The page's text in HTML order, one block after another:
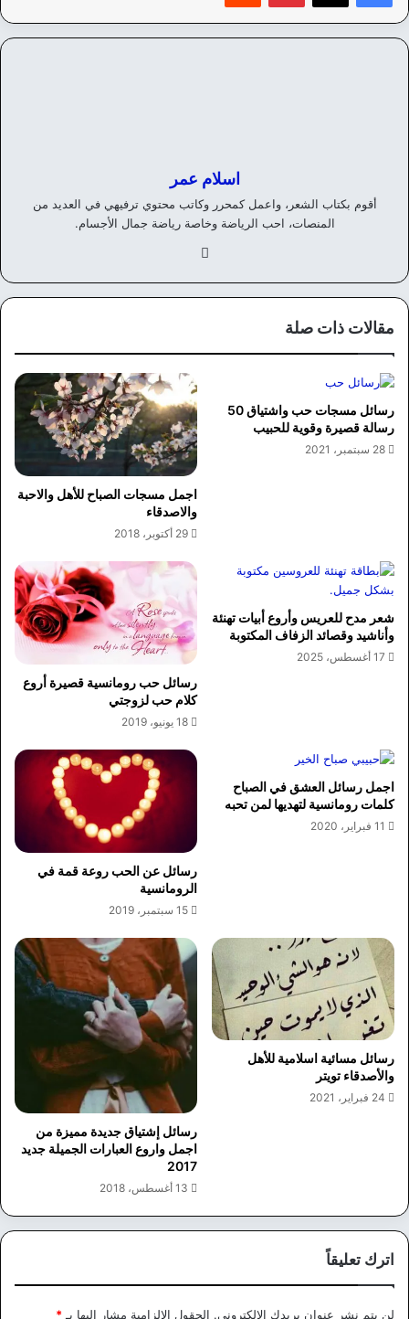
اسلام عمر
أقوم بكتاب الشعر، واعمل كمحرر وكاتب محتوي ترفيهي في العديد من
المنصات، احب الرياضة وخاصة رياضة جمال الأجسام.
وك
مقالات ذات صلة
رسائل مسجات حب واشتياق 50
رسالة قصيرة وقوية للحبيب
28 سبتمبر، 2021
اجمل مسجات الصباح للأهل والاحبة
والاصدقاء
29 أكتوبر، 2018
شعر مدح للعريس وأروع أبيات تهنئة
وأناشيد وقصائد الزفاف المكتوبة
17 أغسطس، 2025
رسائل حب رومانسية قصيرة أروع
كلام حب لزوجتي
18 يونيو، 2019
اجمل رسائل العشق في الصباح
كلمات رومانسية لتهديها لمن تحبه
11 فبراير، 2020
رسائل عن الحب روعة قمة في
الرومانسية
15 سبتمبر، 2019
رسائل مسائية اسلامية للأهل
والأصدقاء تويتر
24 فبراير، 2021
رسائل إشتياق جديدة مميزة من
اجمل واروع العبارات الجميلة جديد
2017
13 أغسطس، 2018
اترك تعليقاً
لن يتم نشر عنوان بريدك الإلكتروني. الحقول الإلزامية مشار إليها بـ *